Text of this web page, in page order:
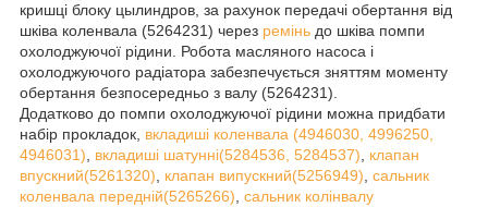
кришці блоку цылиндров, за рахунок передачі обертання від
шківа коленвала (5264231) через ремінь до шківа помпи
охолоджуючої рідини. Робота масляного насоса і
охолоджуючого радіатора забезпечується зняттям моменту
обертання безпосередньо з валу (5264231).
Додатково до помпи охолоджуючої рідини можна придбати
набір прокладок, вкладиші коленвала (4946030, 4996250,
4946031), вкладиші шатунні(5284536, 5284537), клапан
впускний(5261320), клапан випускний(5256949), сальник
коленвала передній(5265266), сальник колінвалу